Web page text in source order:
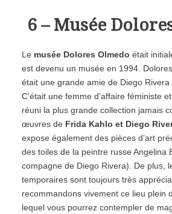
6 – Musée
Le musée Dolores Olmedo était
est devenu un musée en 1994.
était une grande amie de Diego
C’était une femme d’affaire féministe
réuni la plus grande collection jamais
œuvres de Frida Kahlo et Diego
expose également des pièces d’art
des toiles de la peintre russe Angelina
compagne de Diego Rivera). De plus,
temporaires sont toujours très
recommandons vivement ce lieu plein
lequel vous pourrez contempler de